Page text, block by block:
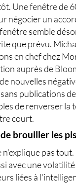
Une fenêtre de
négocier un
semble
que prévu.
en chef chez
auprès de
nouvelles
publications
de renverser la
court.
brouiller les
pas tout.
avec une
liées à